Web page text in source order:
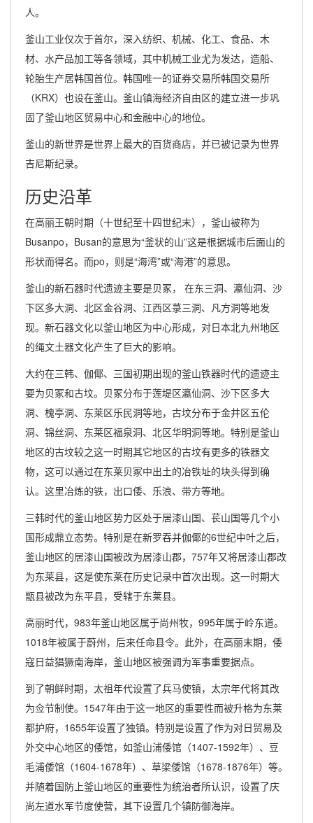
人。
釜山工业仅次于首尔，深入纺织、机械、化工、食品、木
材、水产品加工等各领域，其中机械工业尤为发达，造船、
轮胎生产居韩国首位。韩国唯一的证券交易所韩国交易所
（KRX）也设在釜山。釜山镇海经济自由区的建立进一步巩
固了釜山地区贸易中心和金融中心的地位。
釜山的新世界是世界上最大的百货商店，并已被记录为世界
吉尼斯纪录。
历史沿革
在高丽王朝时期（十世纪至十四世纪末），釜山被称为
Busanpo，Busan的意思为“釜状的山”这是根据城市后面山的
形状而得名。而po，则是“海湾”或“海港”的意思。
釜山的新石器时代遗迹主要是贝冢， 在东三洞、瀛仙洞、沙
下区多大洞、北区金谷洞、江西区菉三洞、凡方洞等地发
现。新石器文化以釜山地区为中心形成，对日本北九州地区
的绳文土器文化产生了巨大的影响。
大约在三韩、伽倻、三国初期出现的釜山铁器时代的遗迹主
要为贝冢和古坟。贝冢分布于莲堤区瀛仙洞、沙下区多大
洞、槐亭洞、东莱区乐民洞等地，古坟分布于金井区五伦
洞、锦丝洞、东莱区福泉洞、北区华明洞等地。特别是釜山
地区的古坟较之这一时期其它地区的古坟有更多的铁器文
物，这可以通过在东莱贝冢中出土的冶铁址的块头得到确
认。这里冶炼的铁，出口倭、乐浪、带方等地。
三韩时代的釜山地区势力区处于居漆山国、苌山国等几个小
国形成鼎立态势。特别是在新罗吞并伽倻的6世纪中叶之后，
釜山地区的居漆山国被改为居漆山郡，757年又将居漆山郡改
为东莱县，这是使东莱在历史记录中首次出现。这一时期大
甑县被改为东平县，受辖于东莱县。
高丽时代，983年釜山地区属于尚州牧，995年属于岭东道。
1018年被属于蔚州，后来任命县令。此外，在高丽末期，倭
寇日益猖獗南海岸，釜山地区被强调为军事重要据点。
到了朝鲜时期，太祖年代设置了兵马使镇，太宗年代将其改
为佥节制使。1547年由于这一地区的重要性而被升格为东莱
都护府，1655年设置了独镇。特别是设置了作为对日贸易及
外交中心地区的倭馆，如釜山浦倭馆（1407-1592年）、豆
毛浦倭馆（1604-1678年）、草梁倭馆（1678-1876年）等。
并随着国防上釜山地区的重要性为统治者所认识，设置了庆
尚左道水军节度使营，其下设置几个镇防御海岸。